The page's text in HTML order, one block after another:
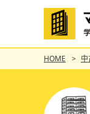
HOME